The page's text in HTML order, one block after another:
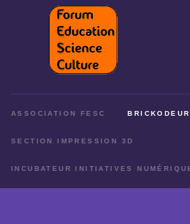
ASSOCIATION FESC
SECTION IMPRESSION 3D
INCUBATEUR INITIATIVES